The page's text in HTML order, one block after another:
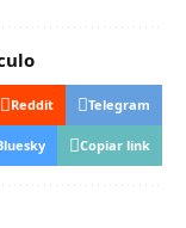
Reddit Telegram
Copiar link